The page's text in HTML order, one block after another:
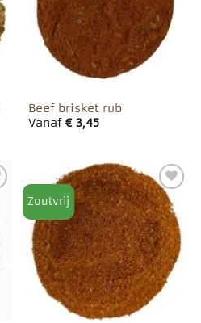
Beef brisket rub
Vanaf €3,45
Zoutvrij
Toevoegen
aan
favorieten